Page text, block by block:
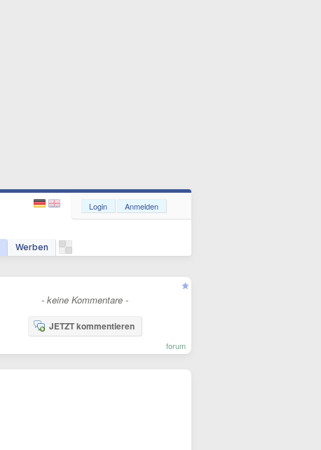
Werben
Login Anmelden
- keine Kommentare -
JETZT kommentieren
forum